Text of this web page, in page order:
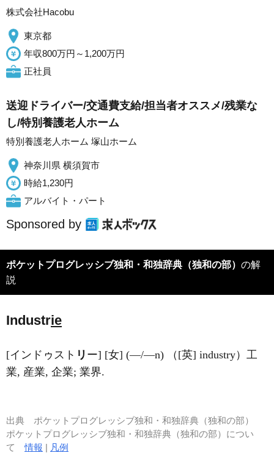
株式会社Hacobu
東京都
年収800万円～1,200万円
正社員
送迎ドライバー/交通費支給/担当者オススメ/残業な
し/特別養護老人ホーム
特別養護老人ホーム 塚山ホーム
神奈川県 横須賀市
時給1,230円
アルバイト・パート
Sponsored by
ポケットプログレッシブ独和・和独辞典（独和の部） の解
説
Industrie
[インドゥスト リ ー] [女] (―/―n) （[英] industry）工
業, 産業, 企業; 業界.
出典 ポケットプログレッシブ独和・和独辞典（独和の部）
ポケットプログレッシブ独和・和独辞典（独和の部）につい
て情報 | 凡例